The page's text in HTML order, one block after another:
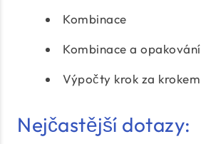
Kombinace
Kombinace a opakování
Výpočty krok za krokem
Nejčastější dotazy: